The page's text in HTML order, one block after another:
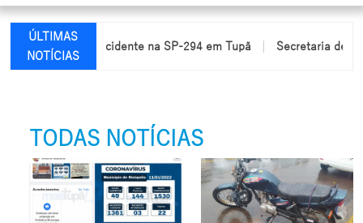
ÚLTIMAS
NOTÍCIAS
feridas em acidente na SP-294 em Tupã Secretaria de
TODAS NOTÍCIAS